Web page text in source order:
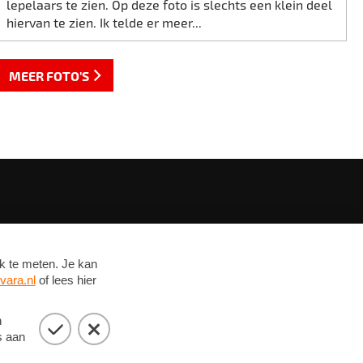
lepelaars te zien. Op deze foto is slechts een klein deel
hiervan te zien. Ik telde er meer...
MEER FOTO'S